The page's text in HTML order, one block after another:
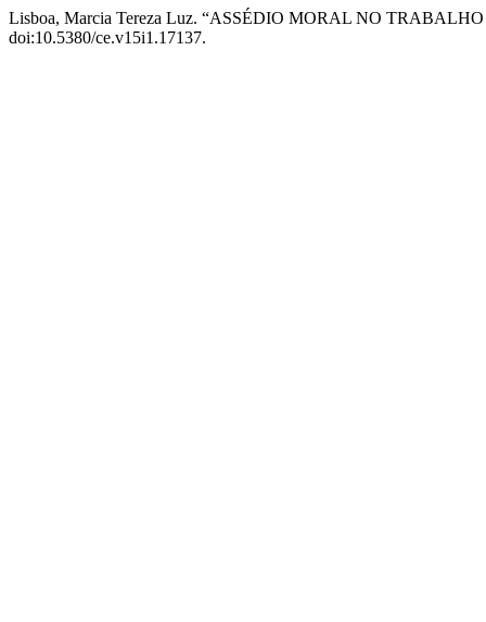
Lisboa, Marcia Tereza Luz. “ASSÉDIO MORAL NO
doi:10.5380/ce.v15i1.17137.